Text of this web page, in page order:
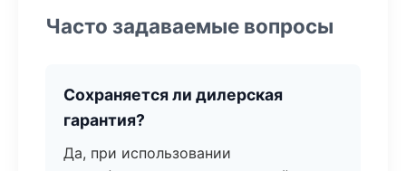
Часто задаваемые вопросы
Сохраняется ли дилерская
гарантия?
Да, при использовании